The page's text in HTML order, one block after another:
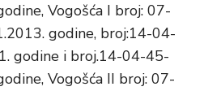
Vogošća I broj: 07-
godine, broj:14-04-
godine i broj.14-04-45-
Vogošća II broj: 07-